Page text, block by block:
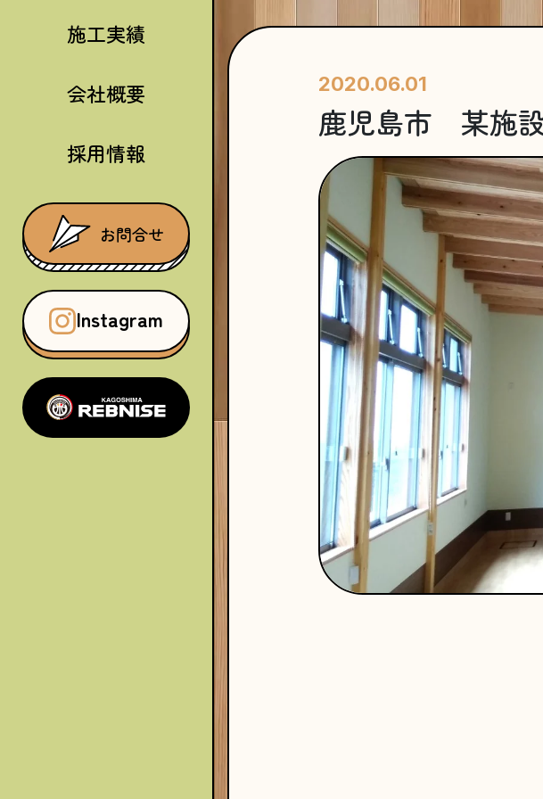
施工実績
会社概要
採用情報
お問合せ
Instagram
2020.06.01
鹿児島市 某施